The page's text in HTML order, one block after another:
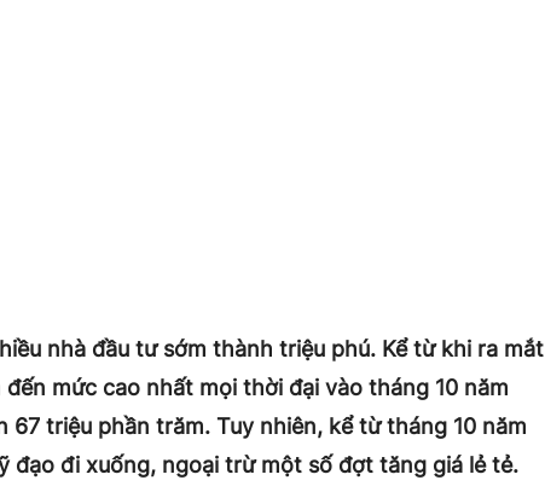
nhà đầu tư sớm thành triệu phú. Kể từ khi ra mắt
mức cao nhất mọi thời đại vào tháng 10 năm
67 triệu phần trăm. Tuy nhiên, kể từ tháng 10 năm
đạo đi xuống, ngoại trừ một số đợt tăng giá lẻ tẻ.